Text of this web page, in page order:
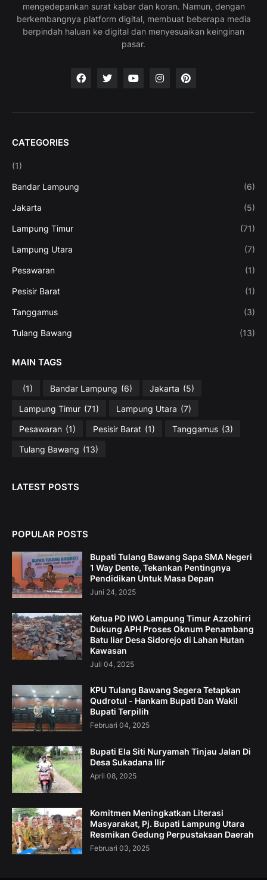
mengedepankan surat kabar dan koran. Namun, dengan
berkembangnya platform digital, membuat beberapa media
berpindah haluan ke digital dan menyesuaikan keinginan
pasar.
CATEGORIES
(1)
Bandar Lampung (6)
Jakarta (5)
Lampung Timur (71)
Lampung Utara (7)
Pesawaran (1)
Pesisir Barat (1)
Tanggamus (3)
Tulang Bawang (13)
MAIN TAGS
(1) Bandar Lampung (6) Jakarta (5)
Lampung Timur (71) Lampung Utara (7)
Pesawaran (1) Pesisir Barat (1) Tanggamus (3)
Tulang Bawang (13)
LATEST POSTS
POPULAR POSTS
Bupati Tulang Bawang Sapa SMA Negeri
1 Way Dente, Tekankan Pentingnya
Pendidikan Untuk Masa Depan
Juni 24, 2025
Ketua PD IWO Lampung Timur Azzohirri
Dukung APH Proses Oknum Penambang
Batu liar Desa Sidorejo di Lahan Hutan
Kawasan
Juli 04, 2025
KPU Tulang Bawang Segera Tetapkan
Qudrotul - Hankam Bupati Dan Wakil
Bupati Terpilih
Februari 04, 2025
Bupati Ela Siti Nuryamah Tinjau Jalan Di
Desa Sukadana Ilir
April 08, 2025
Komitmen Meningkatkan Literasi
Masyarakat, Pj. Bupati Lampung Utara
Resmikan Gedung Perpustakaan Daerah
Februari 03, 2025